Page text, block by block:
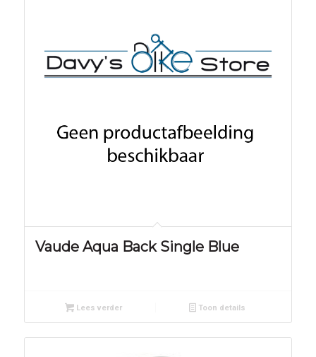
Vaude Aqua Back Single Blue
Lees verder Toon details